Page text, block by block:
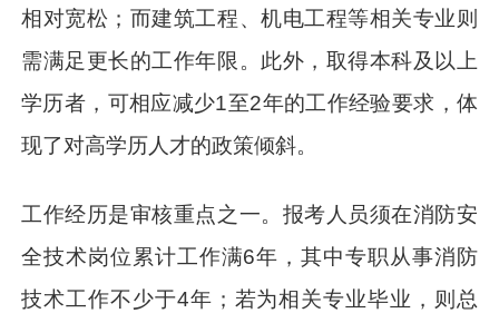
相对宽松；而建筑工程、机电工程等相关专业则
需满足更长的工作年限。此外，取得本科及以上
学历者，可相应减少1至2年的工作经验要求，体
现了对高学历人才的政策倾斜。
工作经历是审核重点之一。报考人员须在消防安
全技术岗位累计工作满6年，其中专职从事消防
技术工作不少于4年；若为相关专业毕业，则总